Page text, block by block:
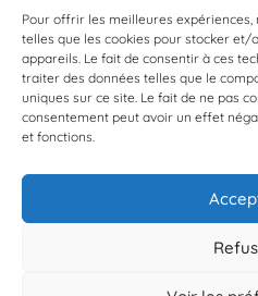
Pour offrir les meilleures expériences,
telles que les cookies pour stocker et/
appareils. Le fait de consentir à ces
traiter des données telles que le
uniques sur ce site. Le fait de ne pas
consentement peut avoir un effet
et fonctions.
À propos
Vos données
Résultats du
Vous n’êtes pas
Inscrivez-vous